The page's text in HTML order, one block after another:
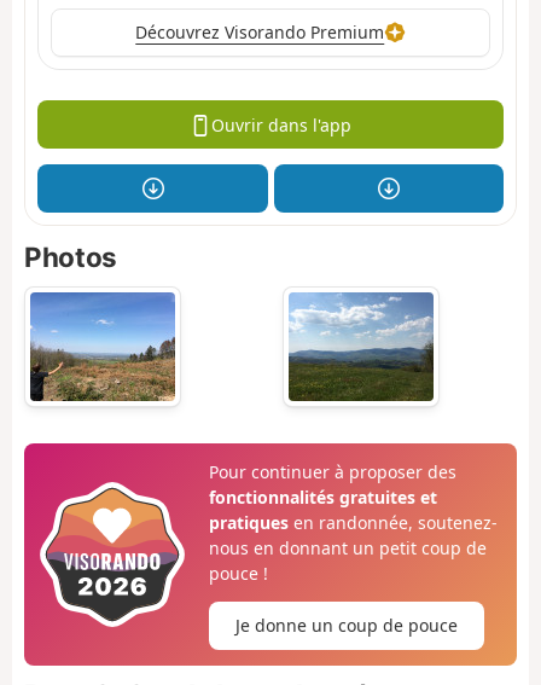
Découvrez Visorando Premium
Ouvrir dans l'app
Photos
Pour continuer à proposer des
fonctionnalités gratuites et
pratiquesen randonnée, soutenez-
nous en donnant un petit coup de
pouce !
Je donne un coup de pouce